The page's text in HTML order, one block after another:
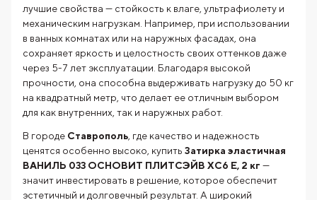
лучшие свойства — стойкость к влаге, ультрафиолету и
механическим нагрузкам. Например, при использовании
в ванных комнатах или на наружных фасадах, она
сохраняет яркость и целостность своих оттенков даже
через 5-7 лет эксплуатации. Благодаря высокой
прочности, она способна выдерживать нагрузку до 50 кг
на квадратный метр, что делает ее отличным выбором
для как внутренних, так и наружных работ.
В городе Ставрополь , где качество и надежность
ценятся особенно высоко, купить Затирка эластичная
ВАНИЛЬ 033 ОСНОВИТ ПЛИТСЭЙВ XC6 E, 2 кг —
значит инвестировать в решение, которое обеспечит
эстетичный и долговечный результат. А широкий